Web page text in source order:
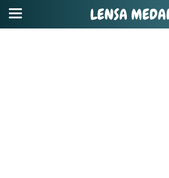
LENSA